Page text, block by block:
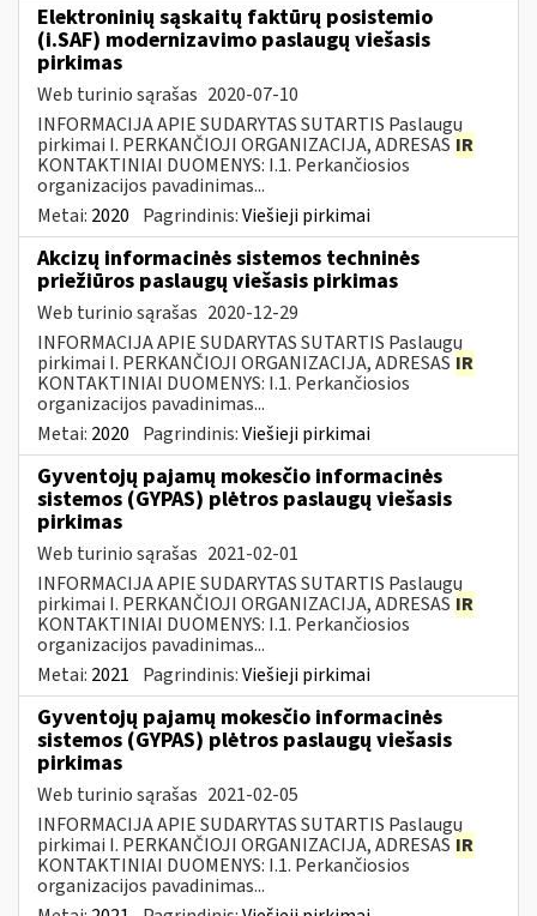
Elektroninių sąskaitų faktūrų posistemio
(i.SAF) modernizavimo paslaugų viešasis
pirkimas
Web turinio sąrašas 2020-07-10
INFORMACIJA APIE SUDARYTAS SUTARTIS Paslaugų
pirkimai I. PERKANČIOJI ORGANIZACIJA, ADRESAS IR
KONTAKTINIAI DUOMENYS: I.1. Perkančiosios
organizacijos pavadinimas...
Metai: 2020 Pagrindinis:Viešieji pirkimai
Akcizų informacinės sistemos techninės
priežiūros paslaugų viešasis pirkimas
Web turinio sąrašas 2020-12-29
INFORMACIJA APIE SUDARYTAS SUTARTIS Paslaugų
pirkimai I. PERKANČIOJI ORGANIZACIJA, ADRESAS IR
KONTAKTINIAI DUOMENYS: I.1. Perkančiosios
organizacijos pavadinimas...
Metai: 2020 Pagrindinis:Viešieji pirkimai
Gyventojų pajamų mokesčio informacinės
sistemos (GYPAS) plėtros paslaugų viešasis
pirkimas
Web turinio sąrašas 2021-02-01
INFORMACIJA APIE SUDARYTAS SUTARTIS Paslaugų
pirkimai I. PERKANČIOJI ORGANIZACIJA, ADRESAS IR
KONTAKTINIAI DUOMENYS: I.1. Perkančiosios
organizacijos pavadinimas...
Metai: 2021 Pagrindinis:Viešieji pirkimai
Gyventojų pajamų mokesčio informacinės
sistemos (GYPAS) plėtros paslaugų viešasis
pirkimas
Web turinio sąrašas 2021-02-05
INFORMACIJA APIE SUDARYTAS SUTARTIS Paslaugų
pirkimai I. PERKANČIOJI ORGANIZACIJA, ADRESAS IR
KONTAKTINIAI DUOMENYS: I.1. Perkančiosios
organizacijos pavadinimas...